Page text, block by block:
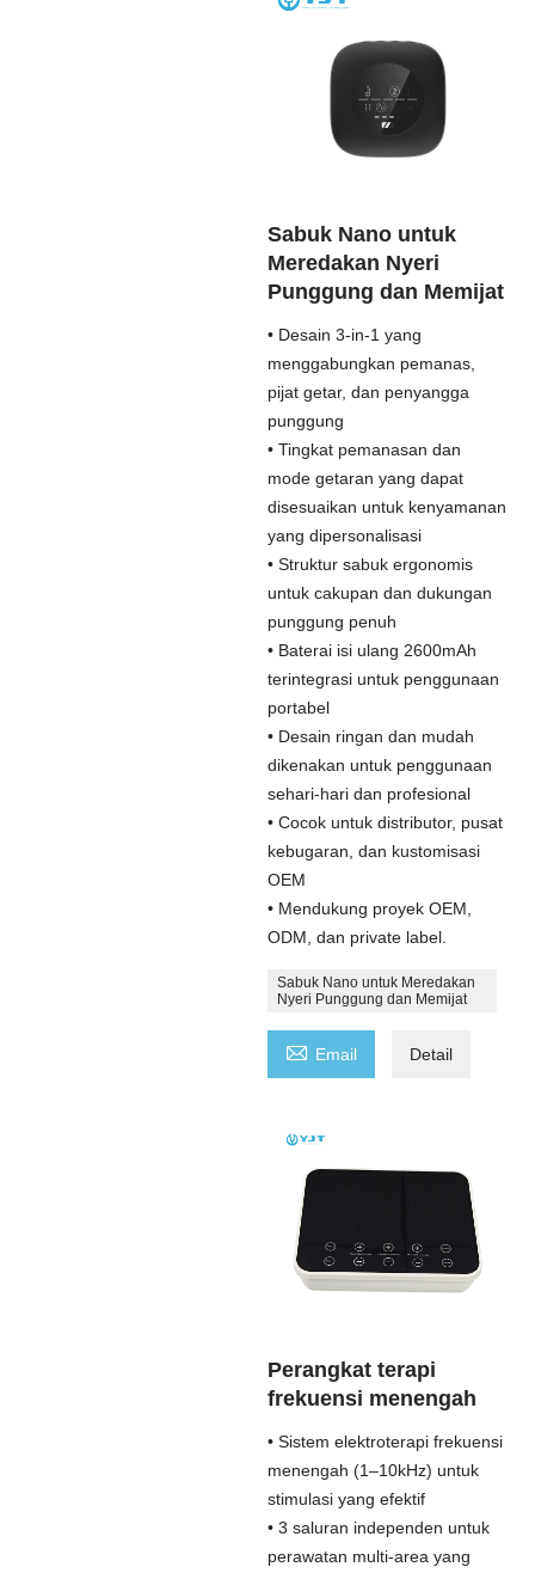
Sabuk Nano untuk
Meredakan Nyeri
Punggung dan Memijat
• Desain 3-in-1 yang
menggabungkan pemanas,
pijat getar, dan penyangga
punggung
• Tingkat pemanasan dan
mode getaran yang dapat
disesuaikan untuk kenyamanan
yang dipersonalisasi
• Struktur sabuk ergonomis
untuk cakupan dan dukungan
punggung penuh
• Baterai isi ulang 2600mAh
terintegrasi untuk penggunaan
portabel
• Desain ringan dan mudah
dikenakan untuk penggunaan
sehari-hari dan profesional
• Cocok untuk distributor, pusat
kebugaran, dan kustomisasi
OEM
• Mendukung proyek OEM,
ODM, dan private label.
Sabuk Nano untuk Meredakan
Nyeri Punggung dan Memijat
 Email Detail
Perangkat terapi
frekuensi menengah
• Sistem elektroterapi frekuensi
menengah (1–10kHz) untuk
stimulasi yang efektif
• 3 saluran independen untuk
perawatan multi-area yang